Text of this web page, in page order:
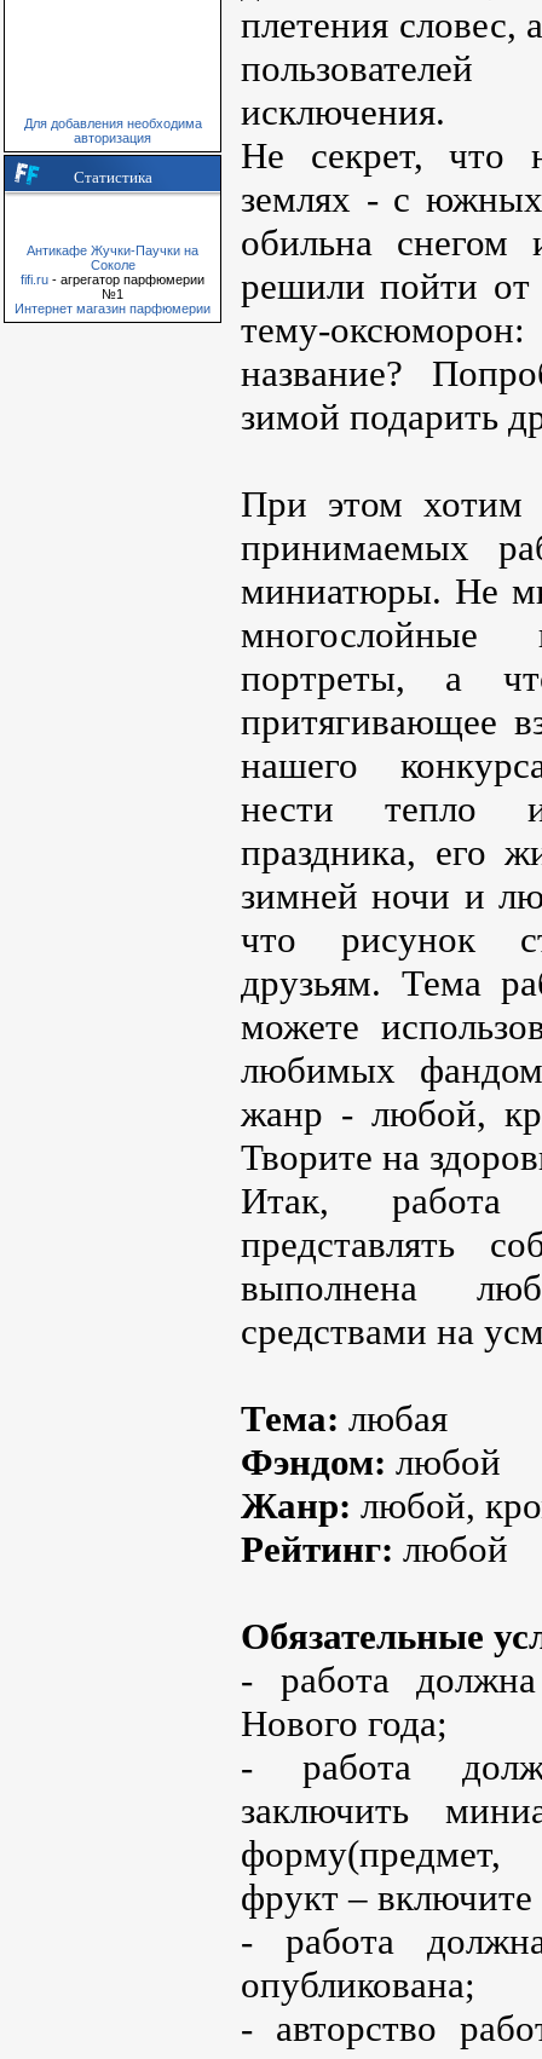
Для добавления необходима
авторизация
Статистика
Антикафе Жучки-Паучки на
Соколе
fifi.ru - агрегатор парфюмерии
№1
Интернет магазин парфюмерии
плетения словес,
исключения.
Не секрет, что
землях - с
обильна
решили пойти от
тему-оксюморон:
название?
зимой подарить
При этом хотим
принимаемых
миниатюры. Не
портреты, а
притягивающее
нашего
нести тепло и
праздника, его
зимней ночи и
что рисунок
друзьям. Тема
можете
любимых
жанр - любой,
Творите на
Итак,
представлять
выполнена
средствами на
Тема: любая
Фэндом: любой
Жанр: любой,
Рейтинг: любой
Обязательные
- работа
Нового года;
- работа
заключить
форму(предмет,
фрукт –
- работа
опубликована;
- авторство